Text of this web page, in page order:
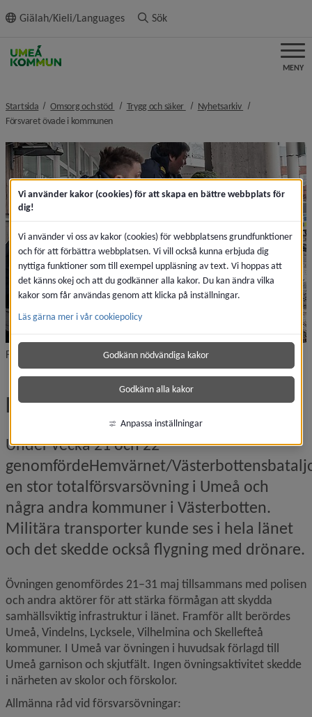
innehållet
Giälah/Kieli/Languages Sök
MENY
Startsida Omsorg och stöd nivå i brödsmulenavigeringen
Trygg och säker nivå i brödsmulenavigeringen
Nyhetsarkiv nivå i
Försvaret övade i kommunennivå i brödsmulenavigeringen
Foto: Viktor G/Försvarsmakten
Försvaret övade i kommunen
Under vecka 21 och 22
genomfördeHemvärnet/
en stor totalförsvarsövning i Umeå och
några andra kommuner i Västerbotten.
Militära transporter kunde ses i hela länet
och det skedde också flygning med drönare.
Övningen genomfördes 21–31 maj tillsammans med polisen
och andra aktörer för att stärka förmågan att skydda
samhällsviktig infrastruktur i länet. Framför allt berördes
Umeå, Vindelns, Lycksele, Vilhelmina och Skellefteå
kommuner. I Umeå var övningen i huvudsak förlagd till
Umeå garnison och skjutfält. Ingen övningsaktivitet skedde
i närheten av skolor och förskolor.
Allmänna råd vid försvarsövningar:
Vi använder kakor (cookies) för att skapa en bättre webbplats för
dig!
Vi använder vi oss av kakor (cookies) för webbplatsens grundfunktioner
och för att förbättra webbplatsen. Vi vill också kunna erbjuda dig
nyttiga funktioner som till exempel uppläsning av text. Vi hoppas att
det känns okej och att du godkänner alla kakor. Du kan ändra vilka
kakor som får användas genom att klicka på inställningar.
Läs gärna mer i vår cookiepolicy
Godkänn nödvändiga kakor
Godkänn alla kakor
Anpassa inställningar